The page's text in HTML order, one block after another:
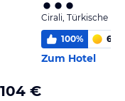
€
Cirali, Türkische
100% 6,0
Zum Hotel